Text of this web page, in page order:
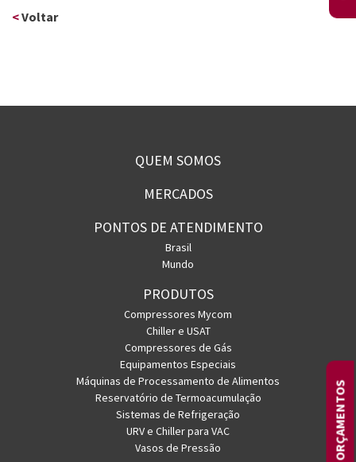
<Voltar
ORÇAMENTOS
QUEM SOMOS
MERCADOS
PONTOS DE ATENDIMENTO
Brasil
Mundo
PRODUTOS
Compressores Mycom
Chiller e USAT
Compressores de Gás
Equipamentos Especiais
Máquinas de Processamento de Alimentos
Reservatório de Termoacumulação
Sistemas de Refrigeração
URV e Chiller para VAC
Vasos de Pressão